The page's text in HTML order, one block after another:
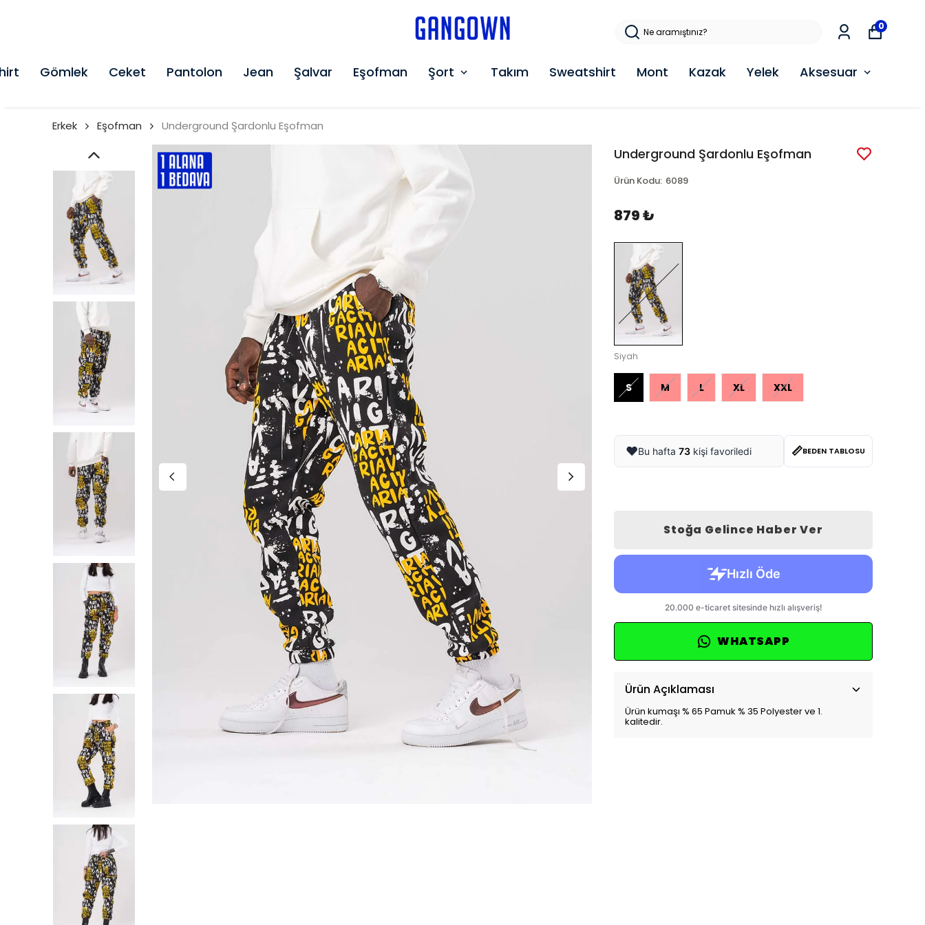
Gömlek Ceket Pantolon Jean Şalvar Eşofman Şort Takım Sweatshirt Mont Kazak Yelek Aksesuar
0
Erkek Eşofman Underground Şardonlu Eşofman
Underground Şardonlu Eşofman
Ürün Kodu: 6089
879 ₺
Siyah
S M L XL XXL
❤️Bu hafta 73 kişi favoriledi 📏BEDEN TABLOSU
Stoğa Gelince Haber Ver
WHATSAPP
Ürün Açıklaması
Ürün kumaşı % 65 Pamuk % 35 Polyester ve 1.
kalitedir.